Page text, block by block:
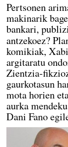
Pertsonen
makinarik
bankari,
antzekoez?
komikiak,
argitaratu
Zientzia-
gaurkotasun
mota horien
aurka
Dani Fano